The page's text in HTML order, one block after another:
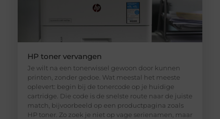
HP toner vervangen
Je wilt na een tonerwissel gewoon door kunnen
printen, zonder gedoe. Wat meestal het meeste
oplevert: begin bij de tonercode op je huidige
cartridge. Die code is de snelste route naar de juiste
match, bijvoorbeeld op een productpagina zoals
HP toner. Zo zoek je niet op vage serienamen, maar